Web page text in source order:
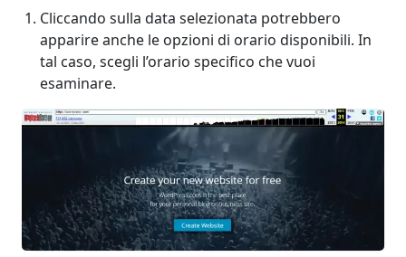
Cliccando sulla data selezionata potrebbero
apparire anche le opzioni di orario disponibili. In
tal caso, scegli l’orario specifico che vuoi
esaminare.